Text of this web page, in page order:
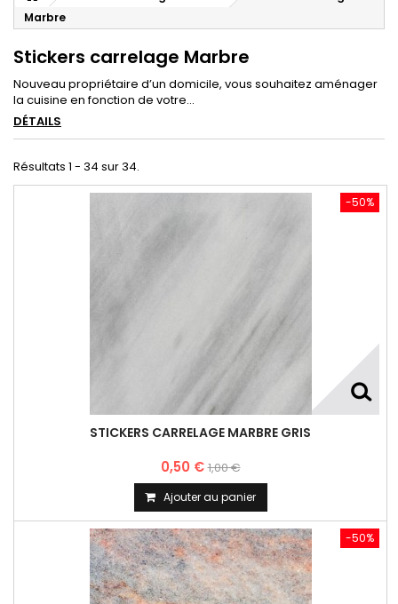
Marbre
Stickers carrelage Marbre
Nouveau propriétaire d’un domicile, vous souhaitez aménager
la cuisine en fonction de votre...
DÉTAILS
Résultats 1 - 34 sur 34.
STICKERS CARRELAGE MARBRE GRIS
0,50 €1,00 €
-50%
Ajouter au panier
-50%